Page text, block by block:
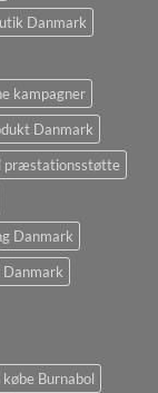
Danmark
kampagner
Danmark
præstationsstøtte
Danmark
Danmark
Burnabol